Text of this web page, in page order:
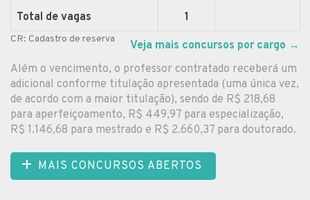
Total de vagas
1
CR: Cadastro de reserva Veja mais concursos por cargo →
Além o vencimento, o professor contratado receberá um
adicional conforme titulação apresentada (uma única vez,
de acordo com a maior titulação), sendo de R$ 218,68
para aperfeiçoamento, R$ 449,97 para especialização,
R$ 1.146,68 para mestrado e R$ 2.660,37 para doutorado.
MAIS CONCURSOS ABERTOS